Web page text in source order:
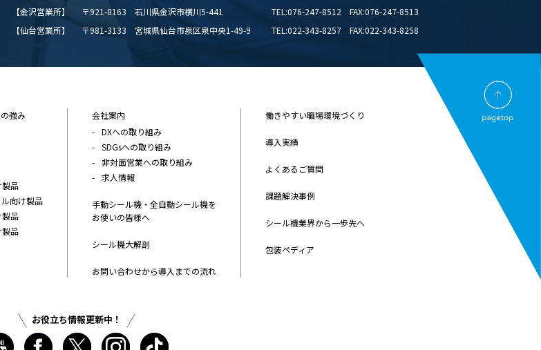
【金沢営業所】
〒921-8163 石川県金沢市横川5-441
TEL:076-247-8512 FAX:076-247-8513
【仙台営業所】
〒981-3133 宮城県仙台市泉区泉中央1-49-9 TEL:022-343-8257 FAX:022-343-8258
強み
製品
向け製品
製品
製品
会社案内
DXへの取り組み
SDGsへの取り組み
非対面営業への取り組み
求人情報
手動シール機・全自動シール機を
お使いの皆様へ
シール機大解剖
お問い合わせから導入までの流れ
働きやすい職場環境づくり
導入実績
よくあるご質問
課題解決事例
シール機業界から一歩先へ
包装ペディア
お役立ち情報更新中！